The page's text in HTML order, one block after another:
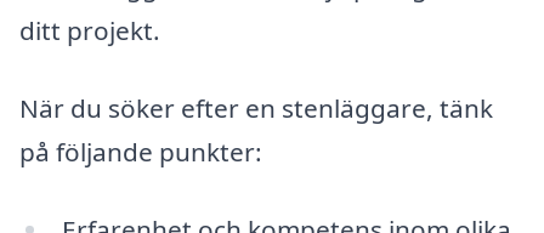
ditt projekt.
När du söker efter en stenläggare, tänk
på följande punkter: